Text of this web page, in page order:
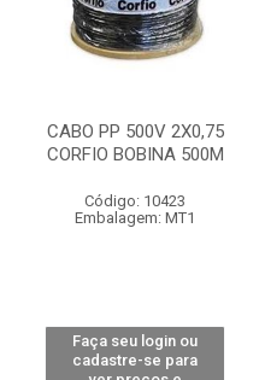
CABO PP 500V 2X0,75
CORFIO BOBINA 500M
Código: 10423
Embalagem: MT1
Faça seu login ou
cadastre-se para